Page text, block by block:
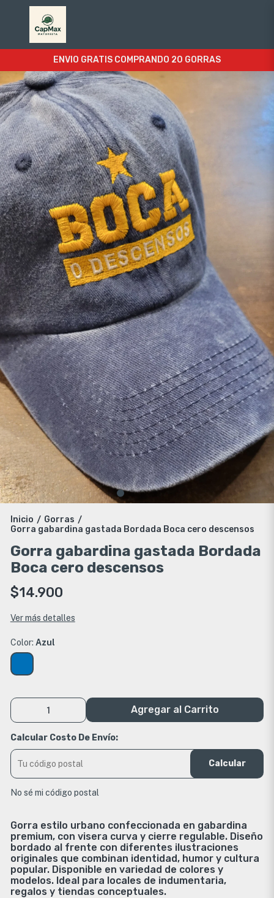
ENVIO GRATIS COMPRANDO 20 GORRAS
Inicio / Gorras /
Gorra gabardina gastada Bordada Boca cero descensos
Gorra gabardina gastada Bordada
Boca cero descensos
$14.900
Ver más detalles
Color: Azul
Agregar al Carrito
Calcular Costo De Envío:
Calcular
No sé mi código postal
Gorra estilo urbano confeccionada en gabardina
premium, con visera curva y cierre regulable. Diseño
bordado al frente con diferentes ilustraciones
originales que combinan identidad, humor y cultura
popular. Disponible en variedad de colores y
modelos. Ideal para locales de indumentaria,
regalos y tiendas conceptuales.